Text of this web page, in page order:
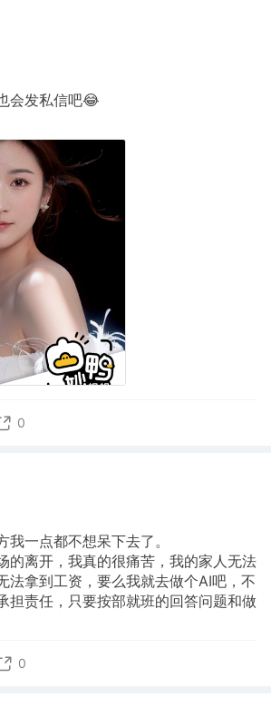
会发私信吧😂
0
我一点都不想呆下去了。
的离开，我真的很痛苦，我的家人无法
法拿到工资，要么我就去做个AI吧，不
担责任，只要按部就班的回答问题和做
0